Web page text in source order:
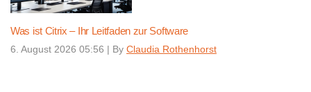
Was ist Citrix – Ihr Leitfaden zur Software
6. August 2026 05:56 | By Claudia Rothenhorst